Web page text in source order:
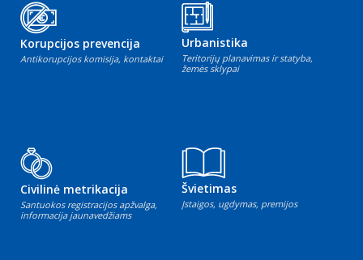
Korupcijos prevencija
Antikorupcijos komisija, kontaktai
Urbanistika
Teritorijų planavimas ir statyba,
žemės sklypai
Civilinė metrikacija
Santuokos registracijos apžvalga,
informacija jaunavedžiams
Švietimas
Įstaigos, ugdymas, premijos